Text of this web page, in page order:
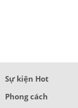
Sự kiện Hot
Phong cách